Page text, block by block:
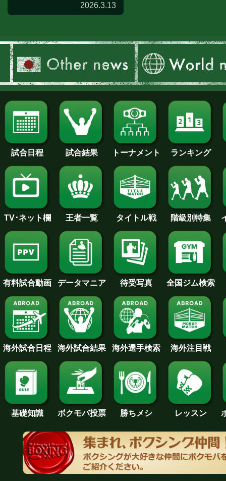
2026.3.13
試合日程 試合結果 トーナメント ランキング
TV･ネット欄 王者一覧 タイトル戦 階級別特集
有料試合動画 データマニア 待受写真 全国ジム検索
海外試合日程 海外試合結果 海外選手検索 海外注目戦
基礎知識 ボクモバ投票 勝ちメシ レッスン